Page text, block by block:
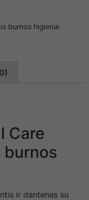
burnos higienai
Care
ir dantenas su